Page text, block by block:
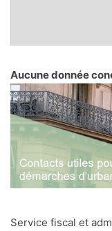
Aucune donnée
Service fiscal et